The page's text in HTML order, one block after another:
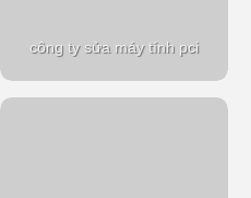
công ty sửa máy tính pci